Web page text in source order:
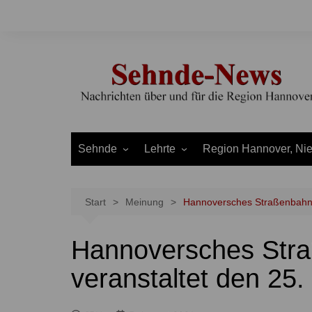
Sehnde
Bolzum
Evern
Lehrte
Aligse
Hämelerwald
Immensen
Region Hannover,
Uetze
LEADER und
Land Niedersachsen
Start Meinung Hannoversches
Hannoversches
veranstaltet den